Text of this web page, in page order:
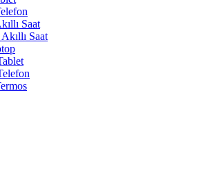
Saat
Saat